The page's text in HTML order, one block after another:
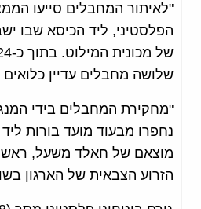
"לאיתור המחבלים סייעו
הפלסטיני, ליד הכיסא שבו
שלושה מחבלים עדיין
"מחקירת המחבלים בידי
נחפרו מבעוד מועד בורות
מוצאם של חאלד משעל,
הזרוע הצבאית של הארגון